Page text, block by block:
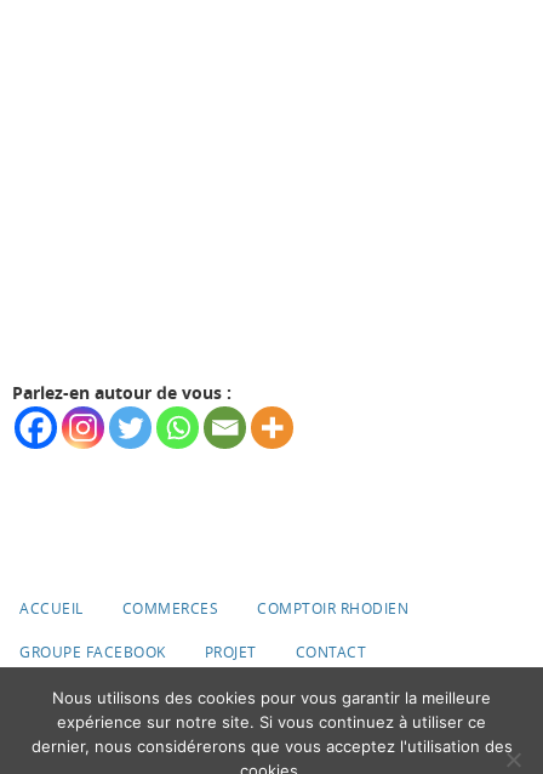
Parlez-en autour de vous :
ACCUEIL COMMERCES COMPTOIR RHODIEN
GROUPE FACEBOOK PROJET CONTACT
© 2020 Ville du Roeulx
Fonctionne avecNirvana&WordPress.
Nous utilisons des cookies pour vous garantir la meilleure
expérience sur notre site. Si vous continuez à utiliser ce
dernier, nous considérerons que vous acceptez l'utilisation des